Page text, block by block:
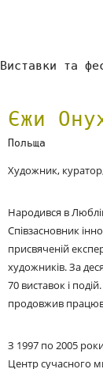
Виставки та
Єжи
Польща
Художник,
Народився в
Співзасновник
присвяченій
художників. За
70 виставок і
продовжив
З 1997 по 2005
Центр сучасного